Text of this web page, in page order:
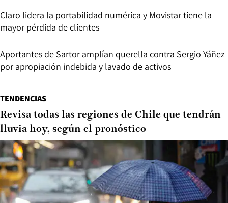
Claro lidera la portabilidad numérica y Movistar tiene la
mayor pérdida de clientes
Aportantes de Sartor amplían querella contra Sergio Yáñez
por apropiación indebida y lavado de activos
TENDENCIAS
Revisa todas las regiones de Chile que tendrán
lluvia hoy, según el pronóstico